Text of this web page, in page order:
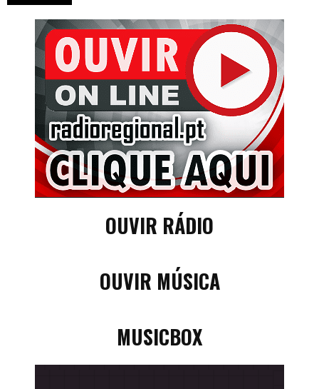
OUVIR RÁDIO
OUVIR MÚSICA
MUSICBOX